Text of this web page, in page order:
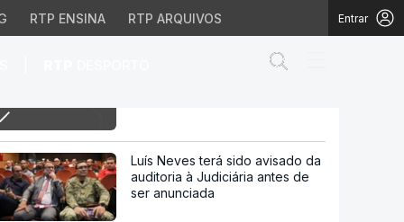
RTP ENSINA RTP ARQUIVOS Entrar
16h-Adeptos do Sporting ficam
Luís Neves terá sido avisado da
auditoria à Judiciária antes de
ser anunciada